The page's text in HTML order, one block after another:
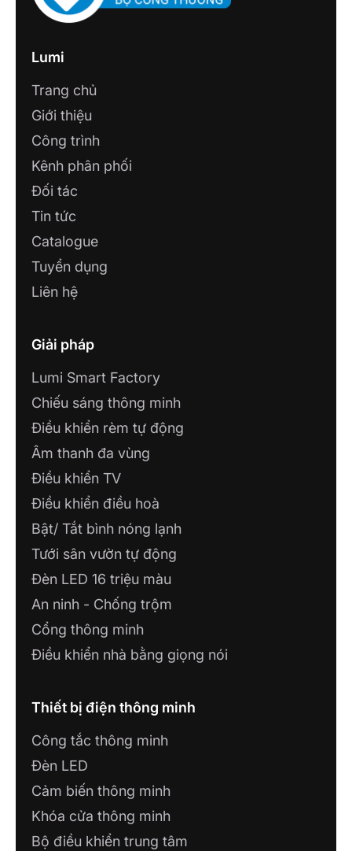
Lumi
Trang chủ
Giới thiệu
Công trình
Kênh phân phối
Đối tác
Tin tức
Catalogue
Tuyển dụng
Liên hệ
Giải pháp
Lumi Smart Factory
Chiếu sáng thông minh
Điều khiển rèm tự động
Âm thanh đa vùng
Điều khiển TV
Điều khiển điều hoà
Bật/ Tắt bình nóng lạnh
Tưới sân vườn tự động
Đèn LED 16 triệu màu
An ninh - Chống trộm
Cổng thông minh
Điều khiển nhà bằng giọng nói
Thiết bị điện thông minh
Công tắc thông minh
Đèn LED
Cảm biến thông minh
Khóa cửa thông minh
Bộ điều khiển trung tâm